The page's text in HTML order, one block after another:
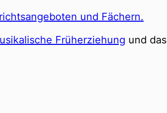
und Fächern.
Früherziehung und das